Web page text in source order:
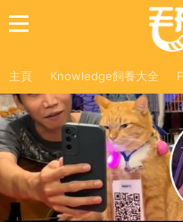
主頁 Knowledge飼養大全